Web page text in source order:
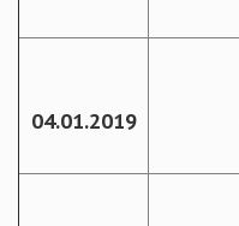
04.01.2019